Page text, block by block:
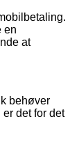
en
at
behøver
det for det